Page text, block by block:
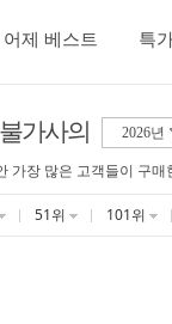
어제 베스트 특
가사의 2026년
가장 많은 고객들이 구
51위 101위